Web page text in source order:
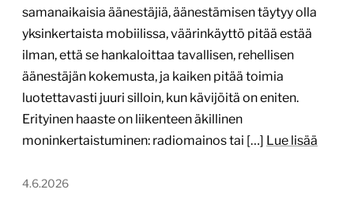
samanaikaisia äänestäjiä, äänestämisen täytyy olla
yksinkertaista mobiilissa, väärinkäyttö pitää estää
ilman, että se hankaloittaa tavallisen, rehellisen
äänestäjän kokemusta, ja kaiken pitää toimia
luotettavasti juuri silloin, kun kävijöitä on eniten.
Erityinen haaste on liikenteen äkillinen
moninkertaistuminen: radiomainos tai […] Lue lisää
4.6.2026